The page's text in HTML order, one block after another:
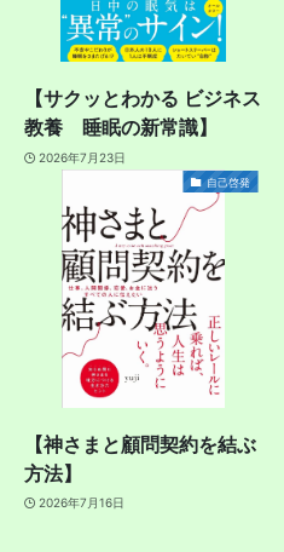
【サクッとわかる ビジネス
教養 睡眠の新常識】
2026年7月23日
自己啓発
【神さまと顧問契約を結ぶ
方法】
2026年7月16日